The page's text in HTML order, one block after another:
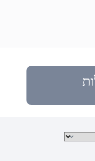
מוצרים